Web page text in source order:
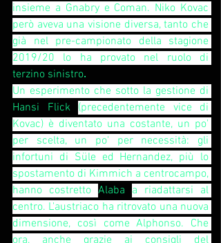
insieme a Gnabry e Coman. Niko Kovac
però aveva una visione diversa, tanto che
già nel pre-campionato della stagione
terzino sinistro.
Hansi Flick (precedentemente vice di
Kovac) è diventato una costante, un po'
per scelta, un po' per necessità: gli
infortuni di Süle ed Hernandez, più lo
spostamento di Kimmich a centrocampo,
hanno costretto Alaba a riadattarsi al
centro. L'austriaco ha ritrovato una nuova
dimensione, così come Alphonso. Che